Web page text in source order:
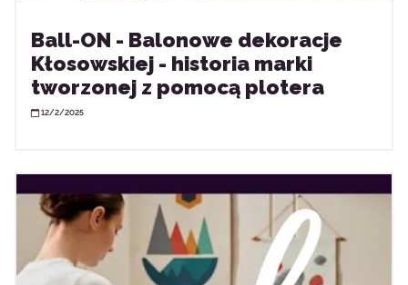
Ball-ON - Balonowe dekoracje
Kłosowskiej - historia marki
tworzonej z pomocą plotera
12/2/2025